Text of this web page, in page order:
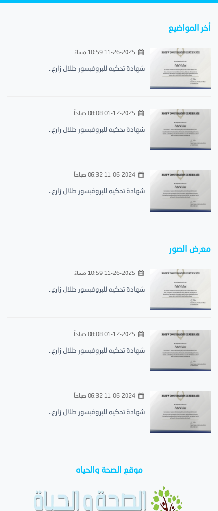
أخر المواضيع
11-26-2025 10:59 مساءً
شهادة تحكيم للبروفيسور طلال زارع..
01-12-2025 08:08 صباحاً
شهادة تحكيم للبروفيسور طلال زارع..
11-06-2024 06:32 صباحاً
شهادة تحكيم للبروفيسور طلال زارع..
معرض الصور
11-26-2025 10:59 مساءً
شهادة تحكيم للبروفيسور طلال زارع..
01-12-2025 08:08 صباحاً
شهادة تحكيم للبروفيسور طلال زارع..
11-06-2024 06:32 صباحاً
شهادة تحكيم للبروفيسور طلال زارع..
موقع الصحة والحياه